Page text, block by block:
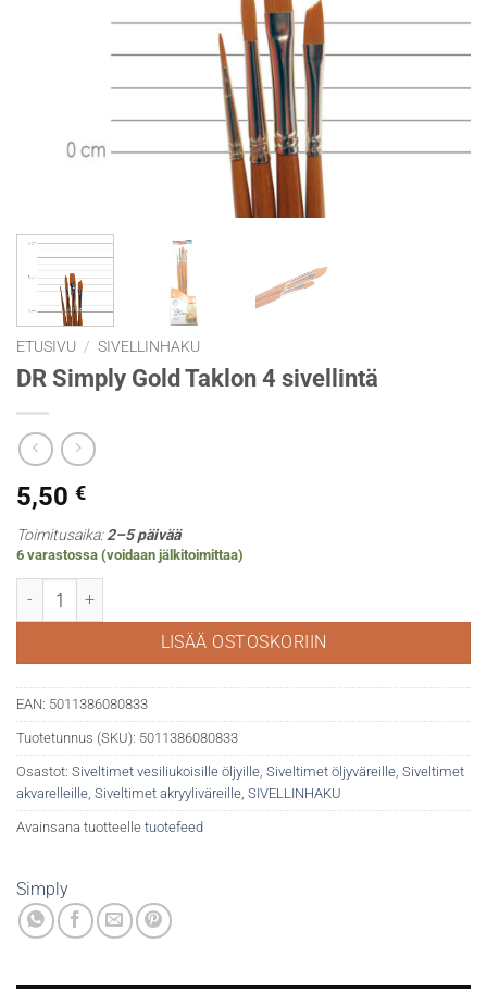
ETUSIVU / SIVELLINHAKU
DR Simply Gold Taklon 4 sivellintä
5,50 €
Toimitusaika:2–5 päivää
6 varastossa (voidaan jälkitoimittaa)
DR Simply Gold Taklon 4 sivellintä määrä
LISÄÄ OSTOSKORIIN
EAN: 5011386080833
Tuotetunnus (SKU): 5011386080833
Osastot: Siveltimet vesiliukoisille öljyille, Siveltimet öljyväreille, Siveltimet
akvarelleille, Siveltimet akryyliväreille, SIVELLINHAKU
Avainsana tuotteelle tuotefeed
Simply